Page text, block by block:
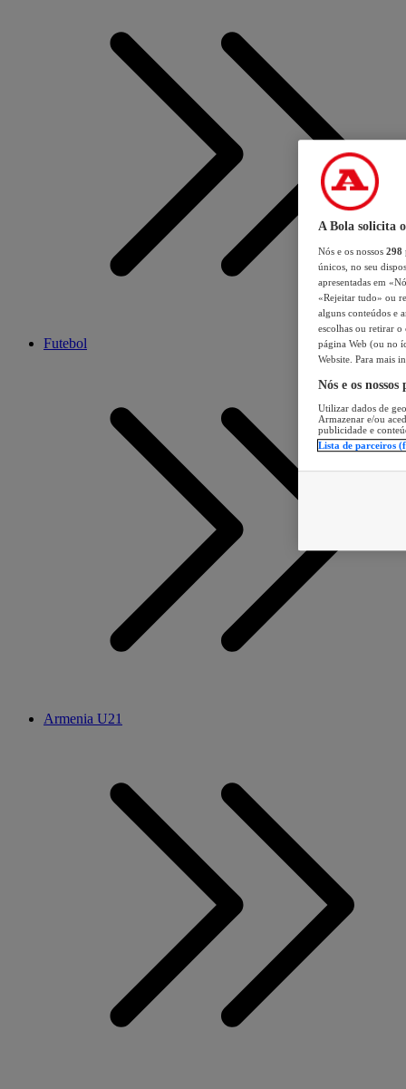
Futebol
Armenia U21
A Bola solicita
Nós e os nossos 298
únicos, no seu
apresentadas em
«Rejeitar tudo» ou
alguns conteúdos e
escolhas ou retirar
página Web (ou no
Website. Para mais
Nós e os
Utilizar dados de
Armazenar e/ou
publicidade e
Lista de parceiros